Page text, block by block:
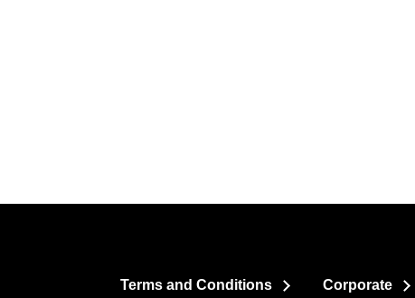
Terms and Conditions Corporate